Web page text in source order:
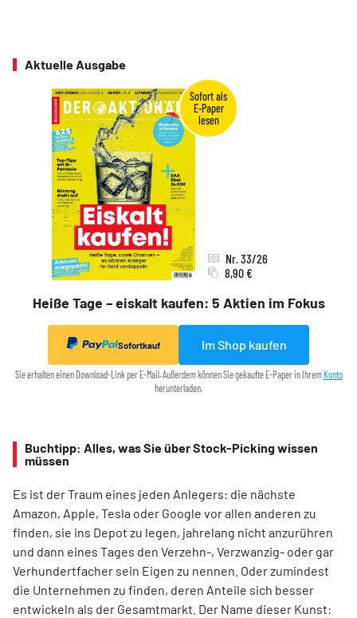
Aktuelle Ausgabe
Heiße Tage – eiskalt kaufen: 5 Aktien im Fokus
Nr. 33/26
8,90 €
Sofortkauf Im Shop kaufen
Sie erhalten einen Download-Link per E-Mail. Außerdem können Sie gekaufte E-Paper in Ihrem Konto
herunterladen.
Buchtipp: Alles, was Sie über Stock-Picking wissen
müssen
Es ist der Traum eines jeden Anlegers: die nächste
Amazon, Apple, Tesla oder Google vor allen anderen zu
finden, sie ins Depot zu legen, jahrelang nicht anzurühren
und dann eines Tages den Verzehn-, Verzwanzig- oder gar
Verhundertfacher sein Eigen zu nennen. Oder zumindest
die Unternehmen zu finden, deren Anteile sich besser
entwickeln als der Gesamtmarkt. Der Name dieser Kunst: